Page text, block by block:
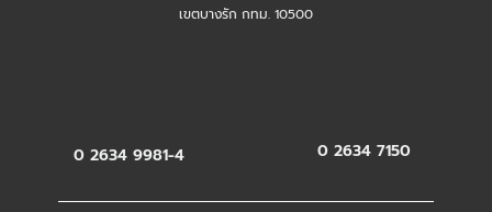
เขตบางรัก กทม. 10500
0 2634 9981-4 0 2634 7150